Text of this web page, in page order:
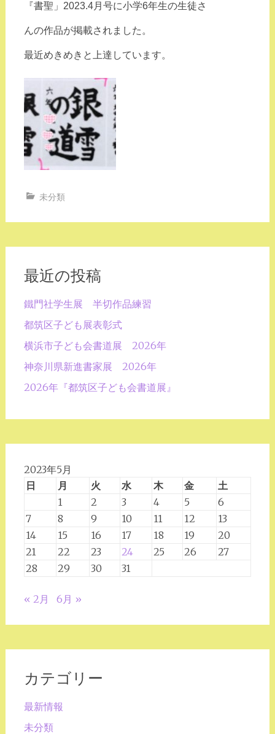
『書聖」2023.4月号に小学6年生の生徒さ
んの作品が掲載されました。
最近めきめきと上達 しています。
未分類
最近の投稿
鐵門社学生展 半切作品練習
都筑区子ども展表彰式
横浜市子ども会書道展 2026年
神奈川県新進書家展 2026年
2026年『都筑区子ども会書道展』
2023年5月
日
月 火 水 木 金
土
1
2 3 4 5
6
7
8 9 10 11 12
13
14
15 16 17 18 19
20
21
22 23 24 25 26
27
28
29 30 31
« 2月 6月 »
カテゴリー
最新情報
未分類